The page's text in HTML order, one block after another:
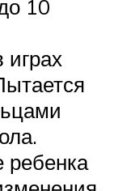
10
играх
ребенка